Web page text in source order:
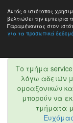
Αυτός ο ιστότοπος
βελτιώσει την εμπειρία
Παραμένοντας στον
για τα προσωπικά
Το τμήμα
λόγω αδειών
ομοαξονικών
μπορούν να
τμήματα